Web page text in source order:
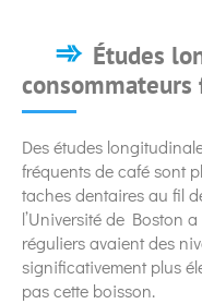
Études
consommateurs
Des études
fréquents de café sont
taches dentaires au fil
l’Université de Boston
réguliers avaient des
significativement plus
pas cette boisson.